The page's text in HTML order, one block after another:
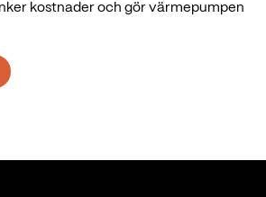
kostnader och gör värmepumpen